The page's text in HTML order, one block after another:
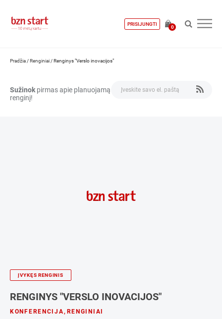
PRISIJUNGTI
0
Pradžia /Renginiai /Renginys "Verslo inovacijos"
Sužinok pirmas apie planuojamą
renginį!
ĮVYKĘS RENGINIS
RENGINYS "VERSLO INOVACIJOS"
KONFERENCIJA, RENGINIAI